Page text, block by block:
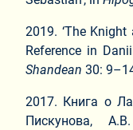
2019. ‘The
Reference in
Shandean 30:
2017. Книга о
Пискунова,